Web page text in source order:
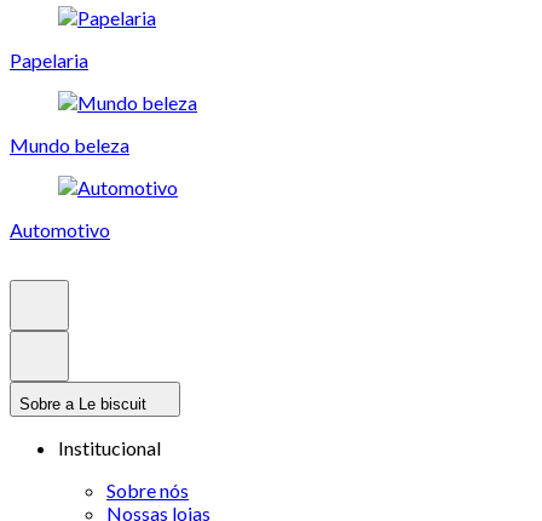
Papelaria
Mundo beleza
Automotivo
Sobre a Le biscuit
Institucional
Sobre nós
Nossas lojas